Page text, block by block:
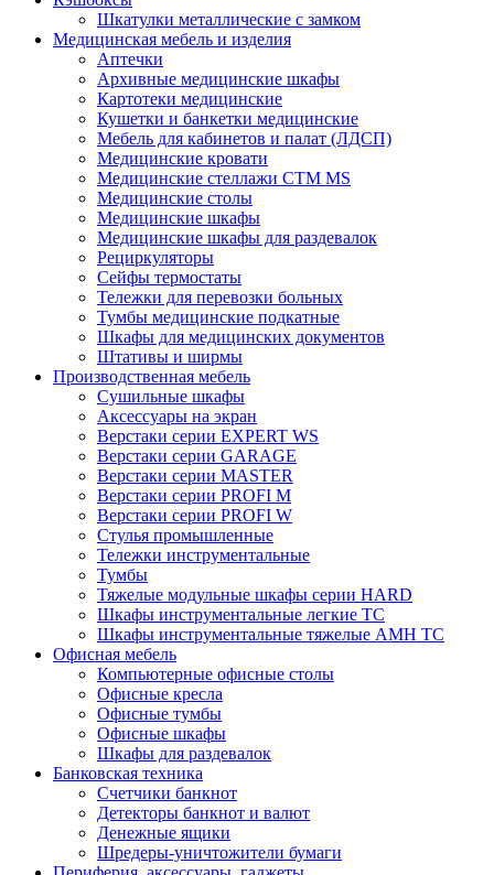
Шкатулки металлические с замком
Медицинская мебель и изделия
Аптечки
Архивные медицинские шкафы
Картотеки медицинские
Кушетки и банкетки медицинские
Мебель для кабинетов и палат (ЛДСП)
Медицинские кровати
Медицинские стеллажи CTM MS
Медицинские столы
Медицинские шкафы
Медицинские шкафы для раздевалок
Рециркуляторы
Сейфы термостаты
Тележки для перевозки больных
Тумбы медицинские подкатные
Шкафы для медицинских документов
Штативы и ширмы
Производственная мебель
Cушильные шкафы
Аксессуары на экран
Верстаки серии EXPERT WS
Верстаки серии GARAGE
Верстаки серии MASTER
Верстаки серии PROFI M
Верстаки серии PROFI W
Стулья промышленные
Тележки инструментальные
Тумбы
Тяжелые модульные шкафы серии HARD
Шкафы инструментальные легкие ТС
Шкафы инструментальные тяжелые AMH TC
Офисная мебель
Компьютерные офисные столы
Офисные кресла
Офисные тумбы
Офисные шкафы
Шкафы для раздевалок
Банковская техника
Счетчики банкнот
Детекторы банкнот и валют
Денежные ящики
Шредеры-уничтожители бумаги